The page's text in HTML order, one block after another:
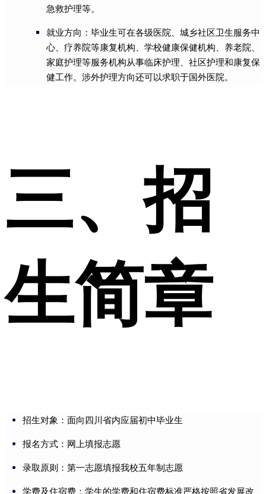
急救护理等。
就业方向：毕业生可在各级医院、城乡社区卫生服务中
心、疗养院等康复机构、学校健康保健机构、养老院、
家庭护理等服务机构从事临床护理、社区护理和康复保
健工作。涉外护理方向还可以求职于国外医院。
三、招
生简章
招生对象：面向四川省内应届初中毕业生
报名方式：网上填报志愿
录取原则：第一志愿填报我校五年制志愿
学费及住宿费：学生的学费和住宿费标准严格按照省发展改